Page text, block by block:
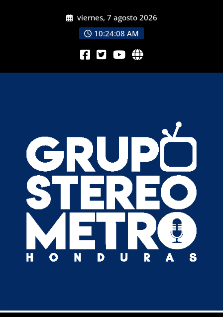
viernes, 7 agosto 2026
10:24:10 AM